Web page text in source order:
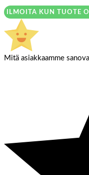
ILMOITA KUN TUOTE
Mitä asiakkaamme